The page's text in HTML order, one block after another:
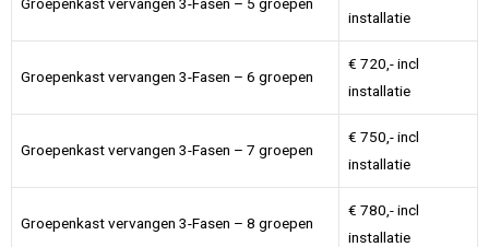
installatie
Groepenkast vervangen 3-Fasen – 6 groepen
€ 720,- incl
installatie
Groepenkast vervangen 3-Fasen – 7 groepen
€ 750,- incl
installatie
Groepenkast vervangen 3-Fasen – 8 groepen
€ 780,- incl
installatie